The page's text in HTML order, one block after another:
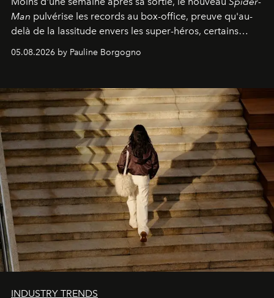
Man pulvérise les records au box-office, preuve qu'au-
delà de la lassitude envers les super-héros, certains
personnages continuent de susciter une ferveur intacte.
05.08.2026 by Pauline Borgogno
INDUSTRY TRENDS